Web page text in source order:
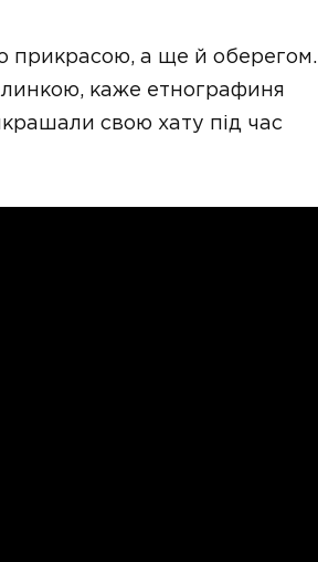
прикрасою, а ще й оберегом.
каже етнографиня
свою хату під час